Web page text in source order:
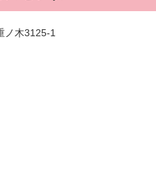
ノ木3125-1